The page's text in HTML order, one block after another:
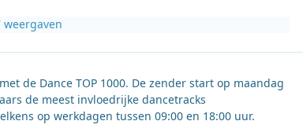
weergaven
de Dance TOP 1000. De zender start op maandag
de meest invloedrijke dancetracks
op werkdagen tussen 09:00 en 18:00 uur.